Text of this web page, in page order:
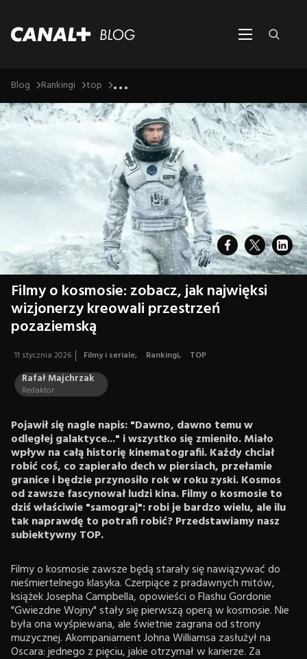
Blog Rankingi top ...
Filmy o kosmosie: zobacz, jak najwięksi
wizjonerzy kreowali przestrzeń
pozaziemską
11 stycznia 2026 Filmy i seriale, Rankingi, TOP
Rafał Majchrzak
Redaktor
Pojawił się nagle napis: "Dawno, dawno temu w
odległej galaktyce..." i wszystko się zmieniło. Miało
wpływ na całą historię kinematografii. Każdy chciał
robić coś, co zapierało dech w piersiach, przełamie
granice i będzie przynosiło rok w roku zyski. Kosmos
od zawsze fascynował ludzi kina. Filmy o kosmosie to
dziś właściwie "samograj": robi je bardzo wielu, ale ilu
tak naprawdę to potrafi robić? Przedstawiamy nasz
subiektywny TOP.
Filmy o kosmosie zawsze będą starały się nawiązywać do
nieśmiertelnego klasyka. Czerpiące z pradawnych mitów,
książek Josepha Campbella, opowieści o Flashu Gordonie
"Gwiezdne Wojny" stały się pierwszą operą w kosmosie. Nie
była ona wyśpiewana, ale świetnie zagrana od strony
muzycznej. Akompaniament Johna Williamsa zasłużył na
Oscara: jednego z pięciu, jakie otrzymał w karierze. Za